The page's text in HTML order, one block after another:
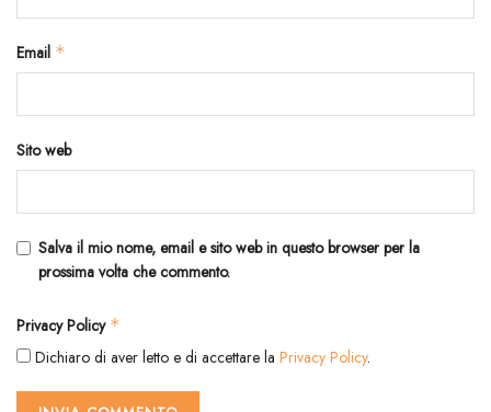
Email *
Sito web
Salva il mio nome, email e sito web in questo browser per la
prossima volta che commento.
Privacy Policy *
Dichiaro di aver letto e di accettare la Privacy Policy.